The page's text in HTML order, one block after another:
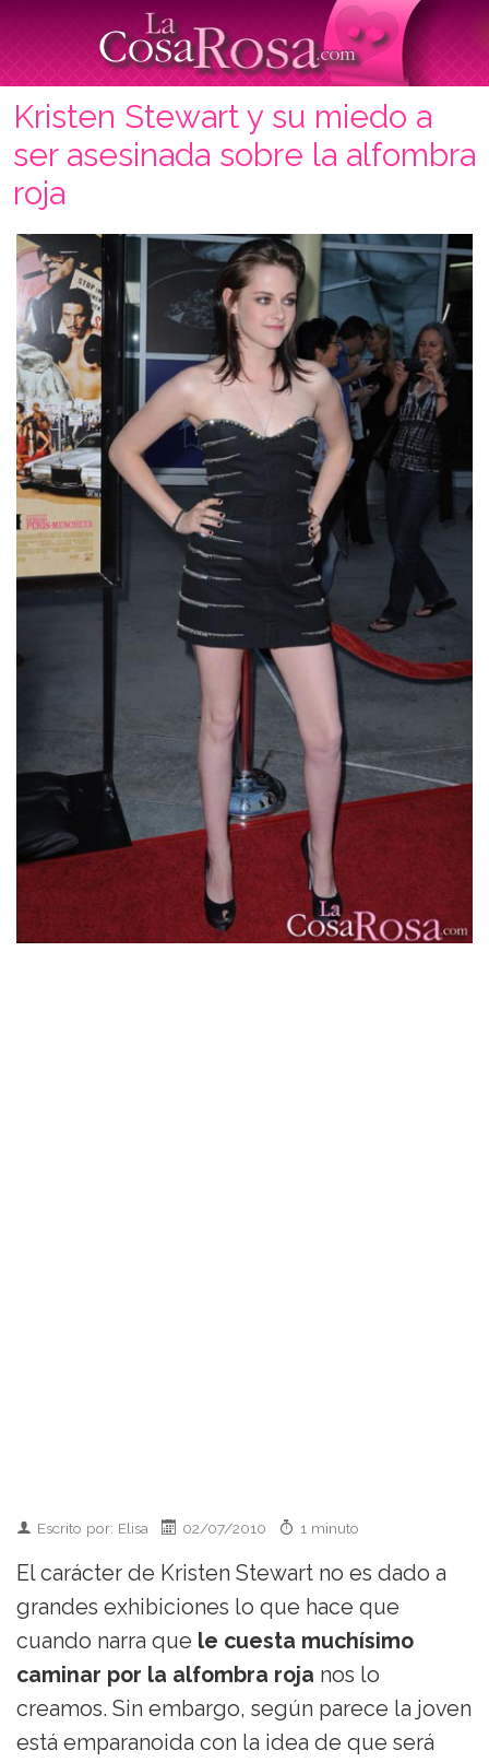
Kristen Stewart y su miedo a
ser asesinada sobre la alfombra
roja
Escrito por: Elisa 02/07/2010 1 minuto
El carácter de Kristen Stewart no es dado a
grandes exhibiciones lo que hace que
cuando narra que le cuesta muchísimo
caminar por la alfombra roja nos lo
creamos. Sin embargo, según parece la joven
está emparanoida con la idea de que será